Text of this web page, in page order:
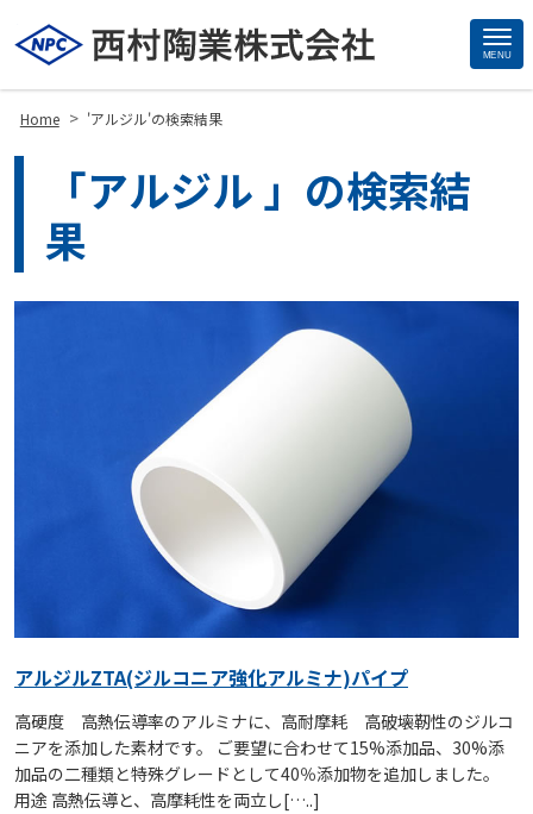
MENU
Home > 'アルジル'の検索結果
「アルジル 」の検索結
果
アルジルZTA(ジルコニア強化アルミナ)パイプ
高硬度 高熱伝導率のアルミナに、高耐摩耗 高破壊靭性のジルコ
ニアを添加した素材です。 ご要望に合わせて15%添加品、30%添
加品の二種類と特殊グレードとして40％添加物を追加しました。
用途 高熱伝導と、高摩耗性を両立し[…..]
Site
Footer